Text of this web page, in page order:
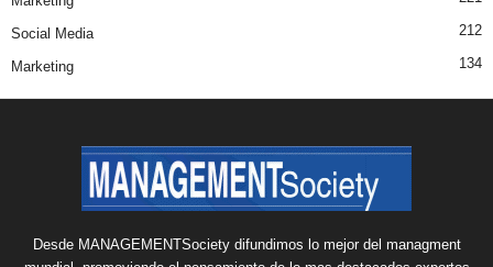
Social Media 212
Marketing 134
Desde MANAGEMENTSociety difundimos lo mejor del managment